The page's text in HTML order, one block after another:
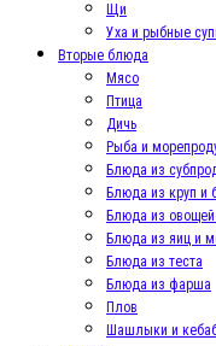
Щи
Уха и рыбные
Вторые блюда
Мясо
Птица
Дичь
Рыба и
Блюда из
Блюда из круп и
Блюда из овощей
Блюда из яиц и
Блюда из теста
Блюда из фарша
Плов
Шашлыки и